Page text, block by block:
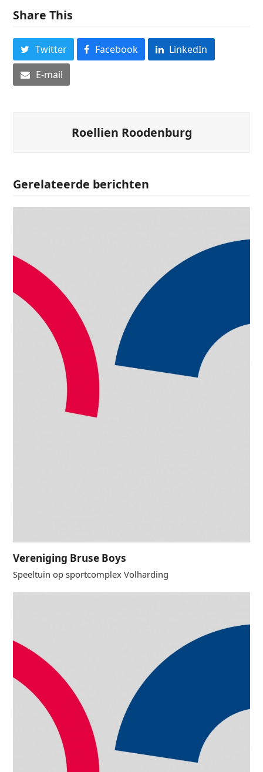
Share This
Twitter Facebook
LinkedIn
E-mail
Roellien Roodenburg
Gerelateerde berichten
Vereniging Bruse Boys
Speeltuin op sportcomplex Volharding